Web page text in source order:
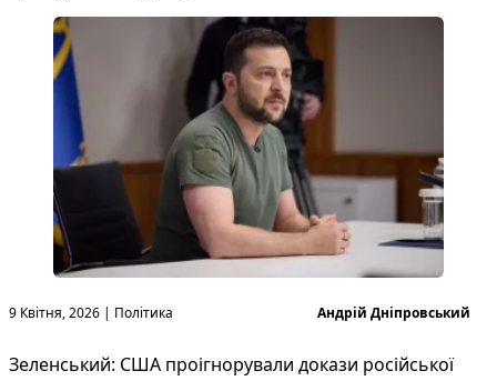
9 Квітня, 2026 | Політика
Опубліковано
Андрій Дніпровський
Зеленський: США проігнорували докази російської